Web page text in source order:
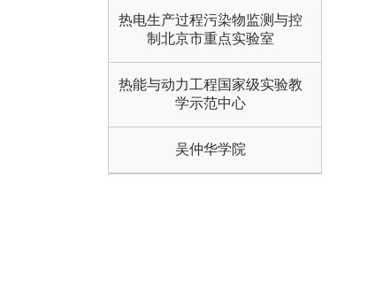
热电生产过程污染物监测与控
制北京市重点实验室
热能与动力工程国家级实验教
学示范中心
吴仲华学院